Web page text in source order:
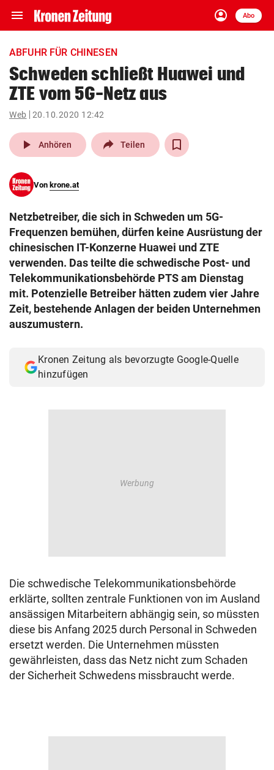
menu Navigation
ein-/ausklappen
account_circle
Anmelden
Abo
close Schließen
account_circle Anmelden
pin_drop
Wien arrow_right
search
eingeben
Muthgasse 2, 1190 Wien
ABFUHR FÜR CHINESEN
Schweden schließt Huawei und
ZTE vom 5G-Netz aus
Web 20.10.2020 12:42
play_arrow Anhören Teilen
Von krone.at
Netzbetreiber, die sich in Schweden um 5G-
Frequenzen bemühen, dürfen keine Ausrüstung der
chinesischen IT-Konzerne Huawei und ZTE
verwenden. Das teilte die schwedische Post- und
Telekommunikationsbehörde PTS am Dienstag
mit. Potenzielle Betreiber hätten zudem vier Jahre
Zeit, bestehende Anlagen der beiden Unternehmen
auszumustern.
Kronen Zeitung als bevorzugte Google-Quelle
hinzufügen
Die schwedische Telekommunikationsbehörde
erklärte, sollten zentrale Funktionen von im Ausland
ansässigen Mitarbeitern abhängig sein, so müssten
diese bis Anfang 2025 durch Personal in Schweden
ersetzt werden. Die Unternehmen müssten
gewährleisten, dass das Netz nicht zum Schaden
der Sicherheit Schwedens missbraucht werde.